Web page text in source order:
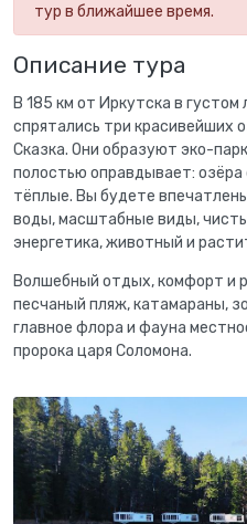
тур в ближайшее время.
Описание тура
В 185 км от Иркутска в
спрятались три красивейших
Сказка. Они образуют эко-
полостью оправдывает: озёра
тёплые. Вы будете
воды, масштабные виды,
энергетика, животный и
Волшебный отдых, комфорт и
песчаный пляж, катамараны,
главное флора и фауна
пророка царя Соломона.